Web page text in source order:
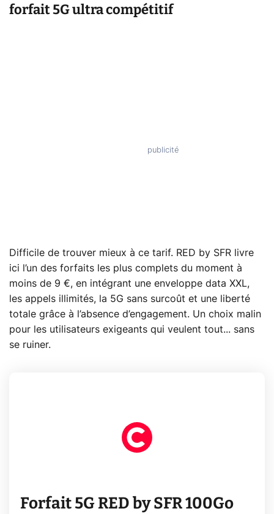
forfait 5G ultra compétitif
Difficile de trouver mieux à ce tarif. RED by SFR livre
ici l’un des forfaits les plus complets du moment à
moins de 9 €, en intégrant une enveloppe data XXL,
les appels illimités, la 5G sans surcoût et une liberté
totale grâce à l’absence d’engagement. Un choix malin
pour les utilisateurs exigeants qui veulent tout... sans
se ruiner.
Forfait 5G RED by SFR 100Go